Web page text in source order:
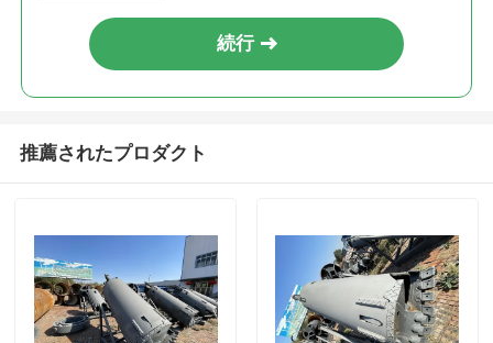
続行
推薦されたプロダクト